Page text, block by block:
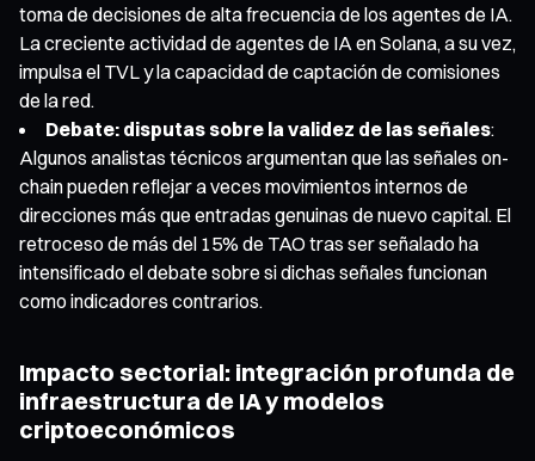
toma de decisiones de alta frecuencia de los agentes de IA.
La creciente actividad de agentes de IA en Solana, a su vez,
impulsa el TVL y la capacidad de captación de comisiones
de la red.
Debate: disputas sobre la validez de las señales:
Algunos analistas técnicos argumentan que las señales on-
chain pueden reflejar a veces movimientos internos de
direcciones más que entradas genuinas de nuevo capital. El
retroceso de más del 15% de TAO tras ser señalado ha
intensificado el debate sobre si dichas señales funcionan
como indicadores contrarios.
Impacto sectorial: integración profunda de
infraestructura de IA y modelos
criptoeconómicos